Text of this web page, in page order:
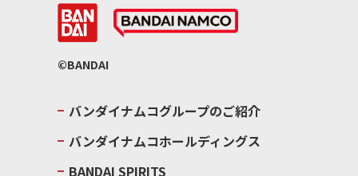
©BANDAI
バンダイナムコグループのご紹介
バンダイナムコホールディングス
BANDAI SPIRITS